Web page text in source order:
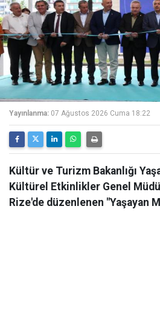
Yayınlanma: 07 Ağustos 2026 Cuma 18:22
Kültür ve Turizm Bakanlığı
Kültürel Etkinlikler Genel
Rize'de düzenlenen "Yaşayan